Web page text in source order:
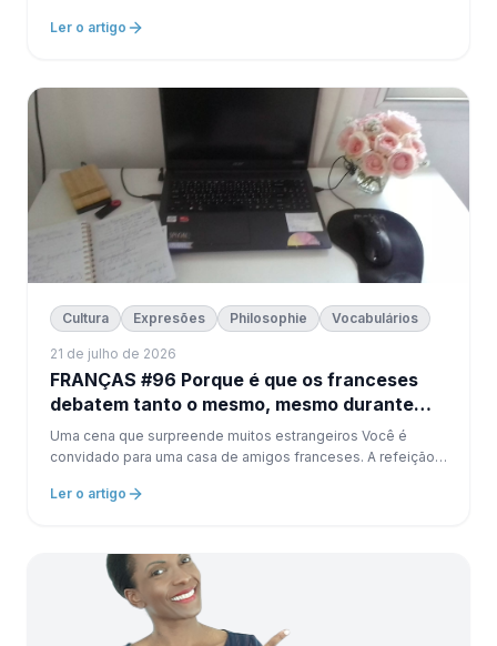
Ler o artigo
Cultura Expresões Philosophie Vocabulários
21 de julho de 2026
FRANÇAS #96 Porque é que os franceses
debatem tanto o mesmo, mesmo durante
uma refeição?
Uma cena que surpreende muitos estrangeiros Você é
convidado para uma casa de amigos franceses. A refeição
avisar … Alguém expressa uma opinião diferente. outra
Ler o artigo